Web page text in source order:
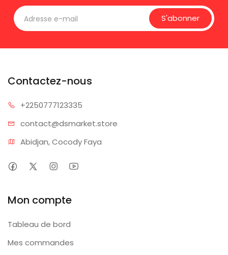
S'abonner
Contactez-nous
+2250777123335
contact@dsmarket.store
Abidjan, Cocody Faya
Mon compte
Tableau de bord
Mes commandes